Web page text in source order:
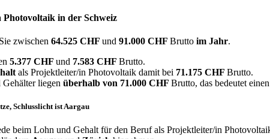
Photovoltaik in der Schweiz
zwischen 64.525 CHF und 91.000 CHF Brutto im Jahr.
5.377 CHF und 7.583 CHF Brutto.
als Projektleiter/in Photovoltaik damit bei 71.175 CHF Brutto.
liegen überhalb von 71.000 CHF Brutto, das bedeutet einen
Schlusslicht ist Aargau
beim Lohn und Gehalt für den Beruf als Projektleiter/in